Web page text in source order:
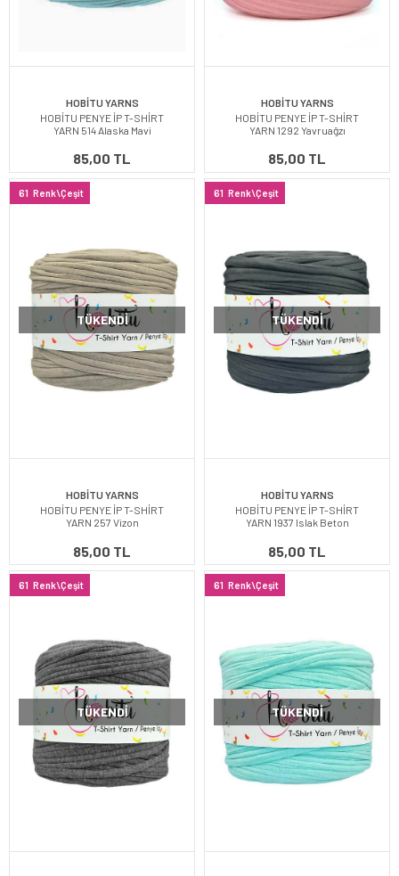
HOBİTU YARNS
HOBİTU PENYE İP T-SHİRT
YARN 514 Alaska Mavi
85,00 TL
HOBİTU YARNS
HOBİTU PENYE İP T-SHİRT
YARN 1292 Yavruağzı
85,00 TL
61 Renk\Çeşit
TÜKENDI
HOBİTU YARNS
HOBİTU PENYE İP T-SHİRT
YARN 257 Vizon
85,00 TL
61 Renk\Çeşit
TÜKENDI
HOBİTU YARNS
HOBİTU PENYE İP T-SHİRT
YARN 1937 Islak Beton
85,00 TL
61 Renk\Çeşit
TÜKENDI
61 Renk\Çeşit
TÜKENDI